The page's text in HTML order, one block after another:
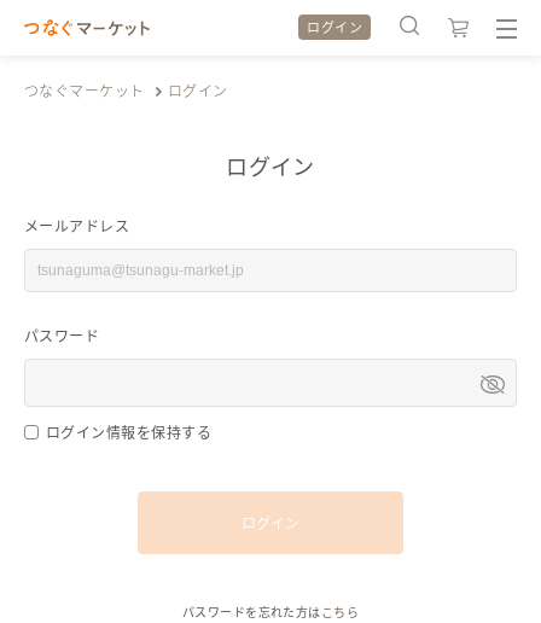
カテゴリから探す
特集から探す
全ての作品をみる
カテゴリから探す
特集から探す
全ての作品をみる
ログイン
つなぐマーケット ログイン
ログイン
メールアドレス
パスワード
ログイン情報を保持する
ログイン
パスワードを忘れた方は こちら